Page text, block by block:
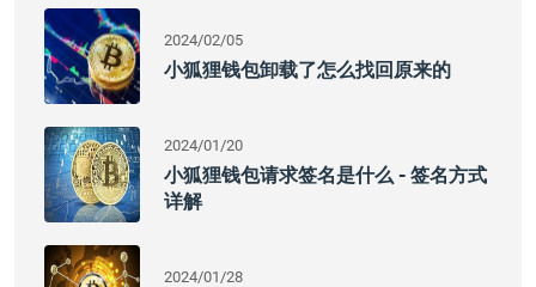
2024/02/05
小狐狸钱包卸载了怎么找回原来的
2024/01/20
小狐狸钱包请求签名是什么 - 签名方式
详解
2024/01/28